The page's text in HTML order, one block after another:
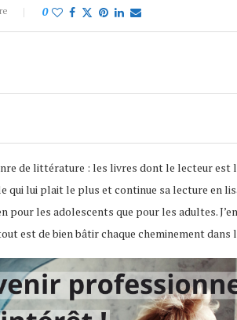
0
de littérature : les livres dont le lecteur
lui plait le plus et continue sa lecture en
les adolescents que pour les adultes.
est de bien bâtir chaque cheminement dans